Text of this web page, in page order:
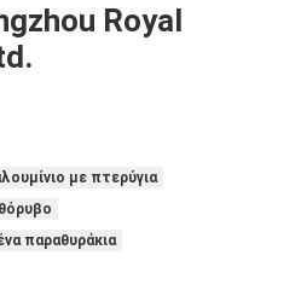
Royal
με πτερύγια
παραθυράκια